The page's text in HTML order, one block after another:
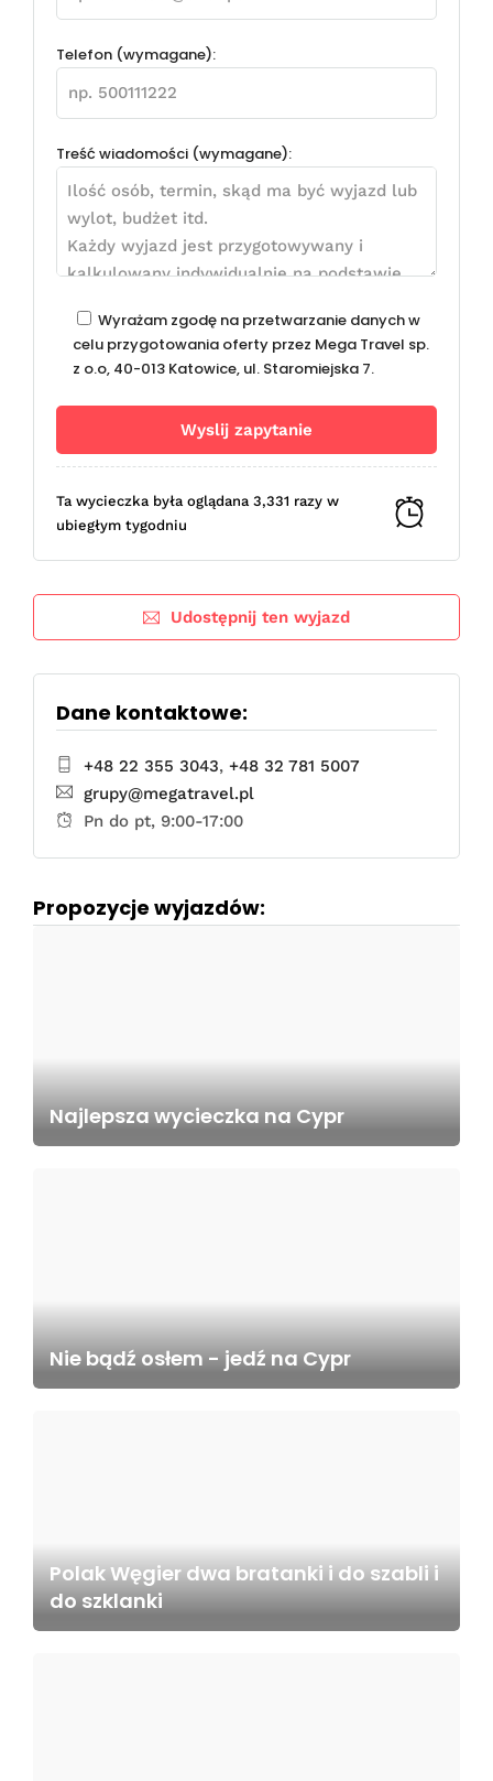
Telefon (wymagane):
Treść wiadomości (wymagane):
Wyrażam zgodę na przetwarzanie danych w
celu przygotowania oferty przez Mega Travel sp.
z o.o, 40-013 Katowice, ul. Staromiejska 7.
Ta wycieczka była oglądana 3,331 razy w
ubiegłym tygodniu
Udostępnij ten wyjazd
Dane kontaktowe:
+48 22 355 3043, +48 32 781 5007
grupy@megatravel.pl
Pn do pt, 9:00-17:00
Propozycje wyjazdów:
Najlepsza wycieczka na Cypr
Nie bądź osłem - jedź na Cypr
Polak Węgier dwa bratanki i do szabli i
do szklanki